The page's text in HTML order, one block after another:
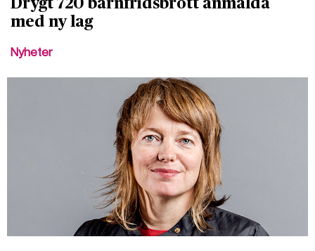
Drygt 720 barnfridsbrott anmälda
med ny lag
Nyheter